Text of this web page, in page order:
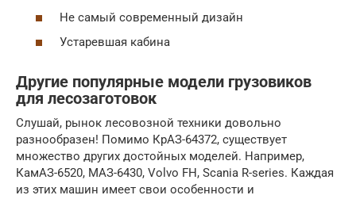
Не самый современный дизайн
Устаревшая кабина
Другие популярные модели грузовиков
для лесозаготовок
Слушай, рынок лесовозной техники довольно
разнообразен! Помимо КрАЗ-64372, существует
множество других достойных моделей. Например,
КамАЗ-6520, МАЗ-6430, Volvo FH, Scania R-series. Каждая
из этих машин имеет свои особенности и